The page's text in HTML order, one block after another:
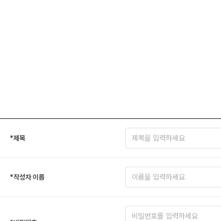
*제목
*작성자 이름